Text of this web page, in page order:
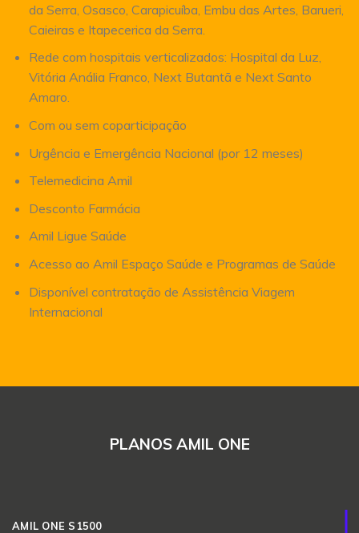
da Serra, Osasco, Carapicuíba, Embu das Artes, Barueri,
Caieiras e Itapecerica da Serra.
Rede com hospitais verticalizados: Hospital da Luz,
Vitória Anália Franco, Next Butantã e Next Santo
Amaro.
Com ou sem coparticipação
Urgência e Emergência Nacional (por 12 meses)
Telemedicina Amil
Desconto Farmácia
Amil Ligue Saúde
Acesso ao Amil Espaço Saúde e Programas de Saúde
Disponível contratação de Assistência Viagem
Internacional
PLANOS AMIL ONE
AMIL ONE S1500